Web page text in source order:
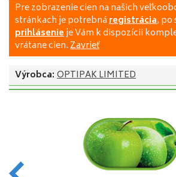
Pre zobrazenie cien na našich
stránkach je potrebnáregistrácia, po
prihlásenieje Vám k dispozícii
vrátane cien.Zavrieť
Výrobca: OPTIPAK LIMITED